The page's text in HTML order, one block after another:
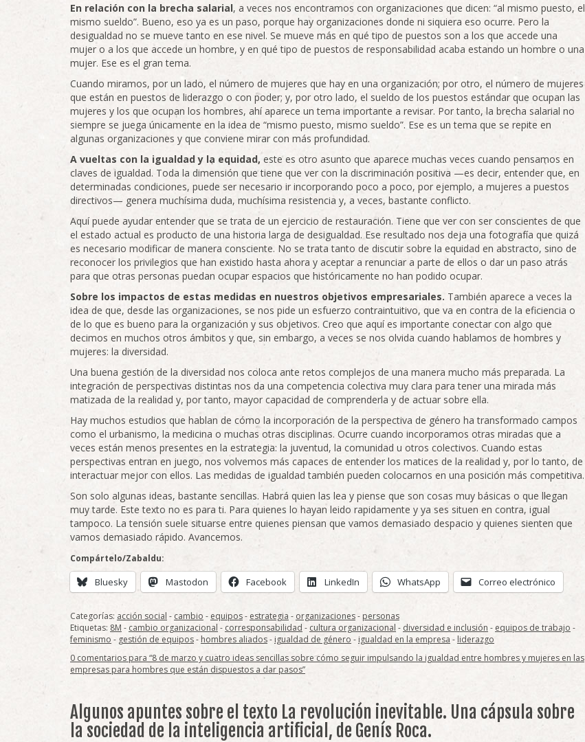
En relación con la brecha salarial, a veces nos encontramos con organizaciones que dicen: “al mismo puesto, el
mismo sueldo”. Bueno, eso ya es un paso, porque hay organizaciones donde ni siquiera eso ocurre. Pero la
desigualdad no se mueve tanto en ese nivel. Se mueve más en qué tipo de puestos son a los que accede una
mujer o a los que accede un hombre, y en qué tipo de puestos de responsabilidad acaba estando un hombre o una
mujer. Ese es el gran tema.
Cuando miramos, por un lado, el número de mujeres que hay en una organización; por otro, el número de mujeres
que están en puestos de liderazgo o con poder; y, por otro lado, el sueldo de los puestos estándar que ocupan las
mujeres y los que ocupan los hombres, ahí aparece un tema importante a revisar. Por tanto, la brecha salarial no
siempre se juega únicamente en la idea de “mismo puesto, mismo sueldo”. Ese es un tema que se repite en
algunas organizaciones y que conviene mirar con más profundidad.
A vueltas con la igualdad y la equidad, este es otro asunto que aparece muchas veces cuando pensamos en
claves de igualdad. Toda la dimensión que tiene que ver con la discriminación positiva —es decir, entender que, en
determinadas condiciones, puede ser necesario ir incorporando poco a poco, por ejemplo, a mujeres a puestos
directivos— genera muchísima duda, muchísima resistencia y, a veces, bastante conflicto.
Aquí puede ayudar entender que se trata de un ejercicio de restauración. Tiene que ver con ser conscientes de que
el estado actual es producto de una historia larga de desigualdad. Ese resultado nos deja una fotografía que quizá
es necesario modificar de manera consciente. No se trata tanto de discutir sobre la equidad en abstracto, sino de
reconocer los privilegios que han existido hasta ahora y aceptar a renunciar a parte de ellos o dar un paso atrás
para que otras personas puedan ocupar espacios que históricamente no han podido ocupar.
Sobre los impactos de estas medidas en nuestros objetivos empresariales. También aparece a veces la
idea de que, desde las organizaciones, se nos pide un esfuerzo contraintuitivo, que va en contra de la eficiencia o
de lo que es bueno para la organización y sus objetivos. Creo que aquí es importante conectar con algo que
decimos en muchos otros ámbitos y que, sin embargo, a veces se nos olvida cuando hablamos de hombres y
mujeres: la diversidad.
Una buena gestión de la diversidad nos coloca ante retos complejos de una manera mucho más preparada. La
integración de perspectivas distintas nos da una competencia colectiva muy clara para tener una mirada más
matizada de la realidad y, por tanto, mayor capacidad de comprenderla y de actuar sobre ella.
Hay muchos estudios que hablan de cómo la incorporación de la perspectiva de género ha transformado campos
como el urbanismo, la medicina o muchas otras disciplinas. Ocurre cuando incorporamos otras miradas que a
veces están menos presentes en la estrategia: la juventud, la comunidad u otros colectivos. Cuando estas
perspectivas entran en juego, nos volvemos más capaces de entender los matices de la realidad y, por lo tanto, de
interactuar mejor con ellos. Las medidas de igualdad también pueden colocarnos en una posición más competitiva.
Son solo algunas ideas, bastante sencillas. Habrá quien las lea y piense que son cosas muy básicas o que llegan
muy tarde. Este texto no es para ti. Para quienes lo hayan leido rapidamente y ya ses situen en contra, igual
tampoco. La tensión suele situarse entre quienes piensan que vamos demasiado despacio y quienes sienten que
vamos demasiado rápido. Avancemos.
Compártelo/Zabaldu:
Bluesky Mastodon Facebook LinkedIn WhatsApp Correo electrónico
Categorías: acción social - cambio - equipos- estrategia - organizaciones- personas
Etiquetas: 8M - cambio organizacional - corresponsabilidad - cultura organizacional - diversidad e inclusión - equipos de trabajo -
feminismo - gestión de equipos- hombres aliados- igualdad de género - igualdad en la empresa - liderazgo
0 comentarios para “8 de marzo y cuatro ideas sencillas sobre cómo seguir impulsando la igualdad entre hombres y mujeres en las
empresas para hombres que están dispuestos a dar pasos”
Algunos apuntes sobre el texto La revolución inevitable. Una cápsula sobre
la sociedad de la inteligencia artificial, de Genís Roca.